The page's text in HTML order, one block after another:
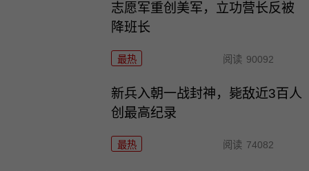
志愿军重创美军，立功营长反被
降班长
最热 阅读 90092
新兵入朝一战封神，毙敌近3百人
创最高纪录
最热 阅读 74082